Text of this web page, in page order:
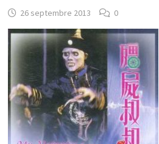
26 septembre 2013 0